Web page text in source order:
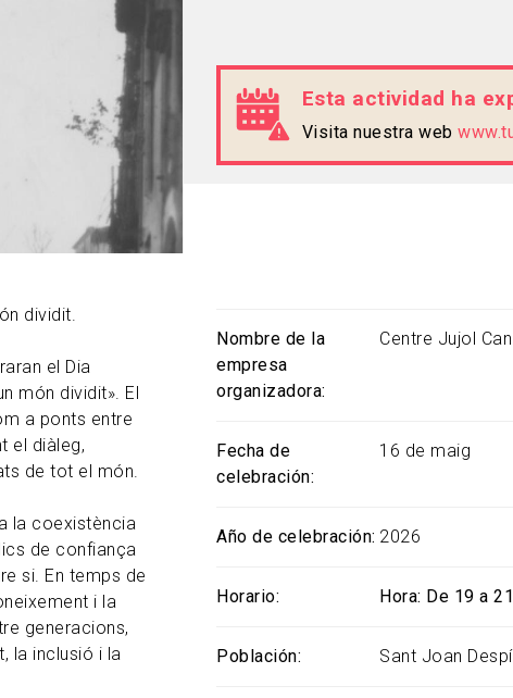
Esta actividad ha
Visita nuestra web
dividit.
el Dia
món dividit». El
a ponts entre
el diàleg,
de tot el món.
la coexistència
de confiança
si. En temps de
i la
generacions,
la inclusió i la
Nombre de la
empresa
organizadora
Centre Jujol
Fecha de
celebración
16 de maig
Año de celebración 2026
Horario Hora: De 19 a
Población Sant Joan Despí